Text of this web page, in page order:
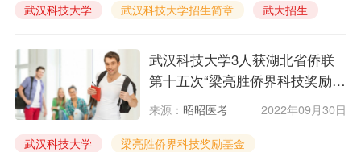
武汉科技大学 武汉科技大学招生简章
武大招生
武汉科技大学3人获湖北省侨联
第十五次“梁亮胜侨界科技奖励基
金”奖励
来源： 昭昭医考 2022年09月30日
武汉科技大学 梁亮胜侨界科技奖励基金